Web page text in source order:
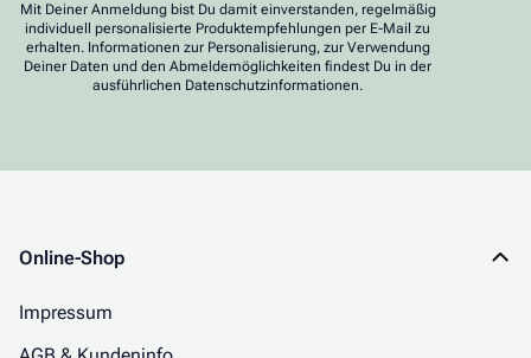
Mit Deiner Anmeldung bist Du damit einverstanden, regelmäßig
individuell personalisierte Produktempfehlungen per E-Mail zu
erhalten. Informationen zur Personalisierung, zur Verwendung
Deiner Daten und den Abmeldemöglichkeiten findest Du in der
ausführlichen Datenschutzinformationen.
Online-Shop
Impressum